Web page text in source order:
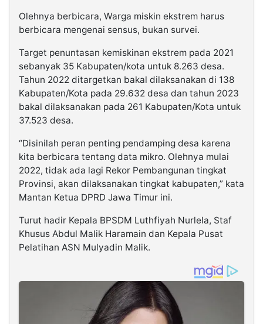
Olehnya berbicara, Warga miskin ekstrem harus
berbicara mengenai sensus, bukan survei.
Target penuntasan kemiskinan ekstrem pada 2021
sebanyak 35 Kabupaten/kota untuk 8.263 desa.
Tahun 2022 ditargetkan bakal dilaksanakan di 138
Kabupaten/Kota pada 29.632 desa dan tahun 2023
bakal dilaksanakan pada 261 Kabupaten/Kota untuk
37.523 desa.
“Disinilah peran penting pendamping desa karena
kita berbicara tentang data mikro. Olehnya mulai
2022, tidak ada lagi Rekor Pembangunan tingkat
Provinsi, akan dilaksanakan tingkat kabupaten,” kata
Mantan Ketua DPRD Jawa Timur ini.
Turut hadir Kepala BPSDM Luthfiyah Nurlela, Staf
Khusus Abdul Malik Haramain dan Kepala Pusat
Pelatihan ASN Mulyadin Malik.